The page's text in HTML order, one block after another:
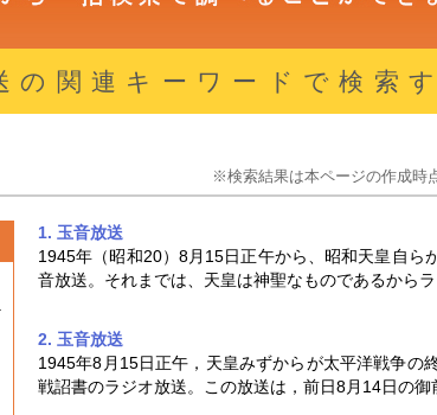
の関連キーワードで検索
※検索結果は本ページの作成時
1. 玉音放送
1945年（昭和20）8月15日正午から、昭和天皇自ら
音放送。それまでは、天皇は神聖なものであるから
2. 玉音放送
1945年8月15日正午，天皇みずからが太平洋戦争の
戦詔書のラジオ放送。この放送は，前日8月14日の御